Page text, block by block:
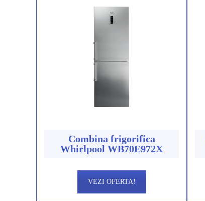
Combina frigorifica
Whirlpool WB70E972X
VEZI OFERTA!